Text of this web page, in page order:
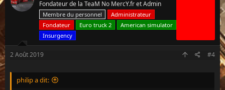
a
c
s
Fondateur de la TeaM No MercY.fr et Admin
Membre du personnel
Administrateur
Fondateur
Euro truck 2
American simulator
Insurgency
2 Août 2019 #4
philip a dit: